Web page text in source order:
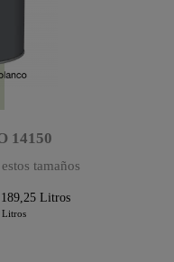
14150
tamaños
Litros